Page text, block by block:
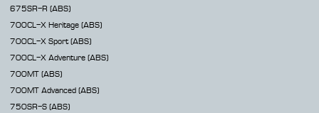
675SR-R (ABS)
700CL-X Heritage (ABS)
700CL-X Sport (ABS)
700CL-X Adventure (ABS)
700MT (ABS)
700MT Advanced (ABS)
750SR-S (ABS)